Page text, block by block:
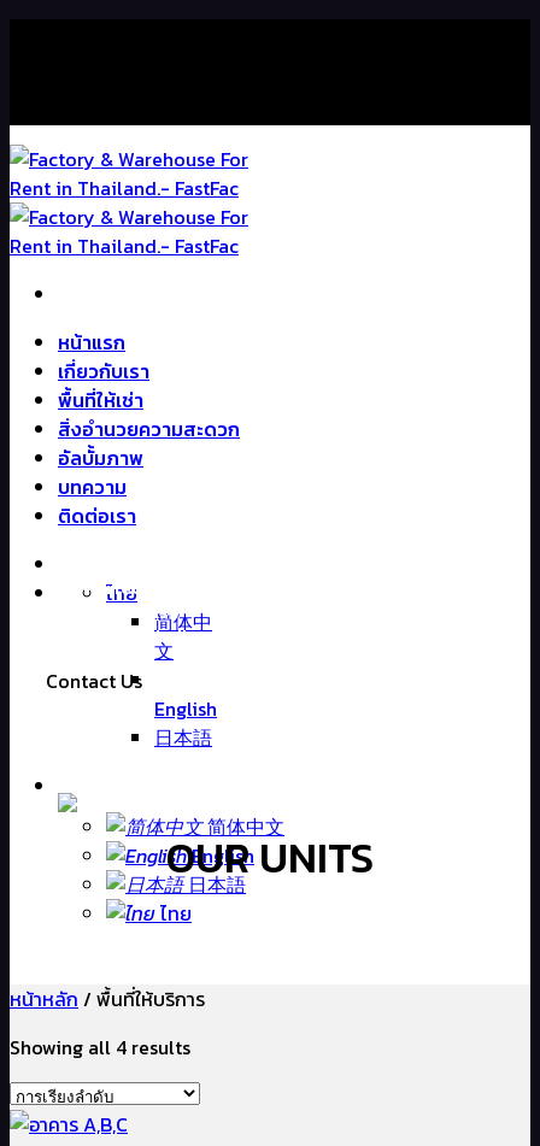
หน้าแรก
เกี่ยวกับเรา
พื้นที่ให้เช่า
สิ่งอำนวยความสะดวก
อัลบั้มภาพ
บทความ
ติดต่อเรา
ไทย
简体中
文
English
日本語
简体中文
English
日本語
ไทย
The Perfect Factories
and Warehouse
For Rent In Thailand
Contact Us
OUR UNITS
หน้าหลัก / พื้นที่ให้บริการ
Showing all 4 results